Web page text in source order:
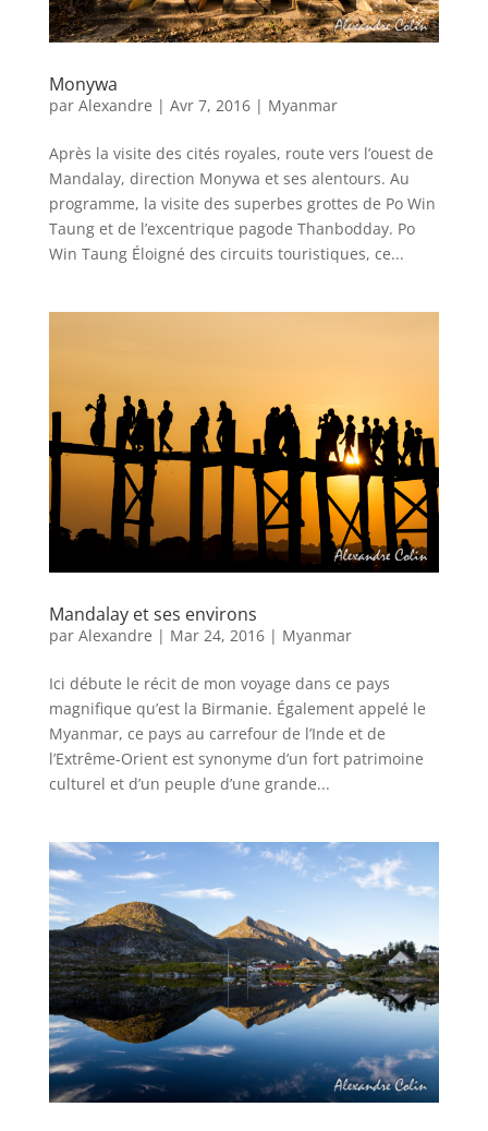
Monywa
par Alexandre | Avr 7, 2016| Myanmar
Après la visite des cités royales, route vers l’ouest de
Mandalay, direction Monywa et ses alentours. Au
programme, la visite des superbes grottes de Po Win
Taung et de l’excentrique pagode Thanbodday. Po
Win Taung Éloigné des circuits touristiques, ce...
Mandalay et ses environs
par Alexandre | Mar 24, 2016| Myanmar
Ici débute le récit de mon voyage dans ce pays
magnifique qu’est la Birmanie. Également appelé le
Myanmar, ce pays au carrefour de l’Inde et de
l’Extrême-Orient est synonyme d’un fort patrimoine
culturel et d’un peuple d’une grande...